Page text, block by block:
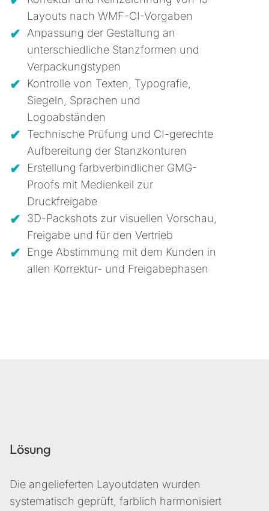
Layouts nach WMF-CI-Vorgaben
Anpassung der Gestaltung an
unterschiedliche Stanzformen und
Verpackungstypen
Kontrolle von Texten, Typografie,
Siegeln, Sprachen und
Logoabständen
Technische Prüfung und CI-gerechte
Aufbereitung der Stanzkonturen
Erstellung farbverbindlicher GMG-
Proofs mit Medienkeil zur
Druckfreigabe
3D-Packshots zur visuellen Vorschau,
Freigabe und für den Vertrieb
Enge Abstimmung mit dem Kunden in
allen Korrektur- und Freigabephasen
Lösung
Die angelieferten Layoutdaten wurden
systematisch geprüft, farblich harmonisiert